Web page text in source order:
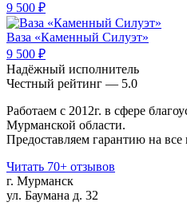
9 500 ₽
Ваза «Каменный Силуэт»
9 500 ₽
Надёжный исполнитель
Чеcтный рейтинг — 5.0
Работаем с 2012г. в сфере
Мурманской области.
Предоставляем гарантию на все
Читать 70+ отзывов
г. Мурманск
ул. Баумана д. 32